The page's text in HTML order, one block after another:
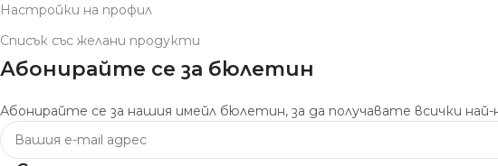
Настройки на профил
Списък със желани продукти
Абонирайте се за бюлетин
Абонирайте се за нашия имейл бюлетин, за да получавате всички най-